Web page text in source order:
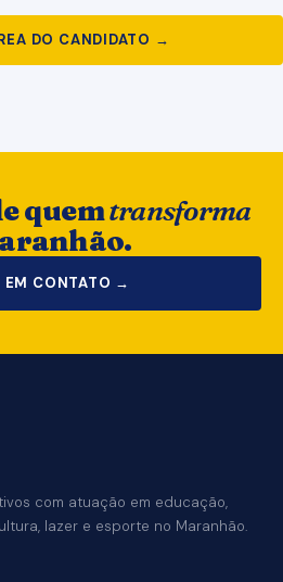
DO CANDIDATO →
quemtransforma
EM CONTATO →
com atuação em educação,
lazer e esporte no Maranhão.